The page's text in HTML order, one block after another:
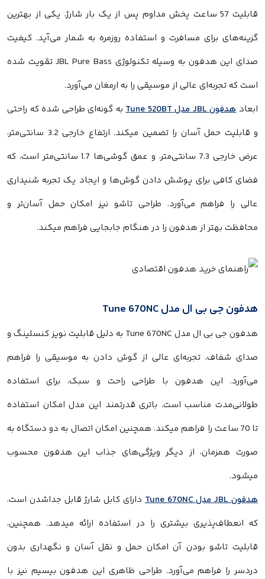
قابلیت 57 ساعت پخش مداوم پس از یک بار شارژ، یکی از بهترین
گزینه‌های برای مسافرت و استفاده روزمره به شمار می‌آید. کیفیت
صدای این هدفون به وسیله تکنولوژی JBL Pure Bass تقویت شده
است که تجربه‌ای عالی از موسیقی را به ارمغان می‌آورد.
ابعادهدفون JBL مدل Tune 520BT
به گونه‌ای طراحی شده که راحتی
و قابلیت حمل آسان را تضمین میکند. ارتفاع خارجی 3.2 سانتی‌متر،
عرض خارجی 7.3 سانتی‌متر، و عمق گوشی‌ها 1.7 سانتی‌متر است، که
فضای کافی برای پوشش دادن گوش‌ها و ایجاد یک تجربه شنیداری
عالی را فراهم می‌آورد. طراحی تاشو نیز امکان حمل آسان‌تر و
محافظت بهتر از هدفون را در هنگام جابجایی فراهم میکند.
هدفون جی بی ال مدل Tune 670NC
هدفون جی بی ال مدل Tune 670NC به دلیل قابلیت نویز کنسلینگ و
صدای شفاف، تجربه‌ای عالی از گوش دادن به موسیقی را فراهم
می‌آورد. این هدفون با طراحی راحت و سبک، برای استفاده
طولانی‌مدت مناسب است. باتری قدرتمند این مدل امکان استفاده
تا 70 ساعت را فراهم میکند. همچنین امکان اتصال به دو دستگاه به
صورت همزمان، از دیگر ویژگی‌های جذاب این هدفون محسوب
میشود.
هدفون JBL مدل Tune 670NC
دارای کابل شارژ قابل جداشدن است،
که انعطاف‌پذیری بیشتری را در استفاده ارائه میدهد. همچنین،
قابلیت تاشو بودن آن امکان حمل و نقل آسان و نگهداری بدون
دردسر را فراهم می‌آورد. طراحی ظاهری این هدفون بیسیم نیز با